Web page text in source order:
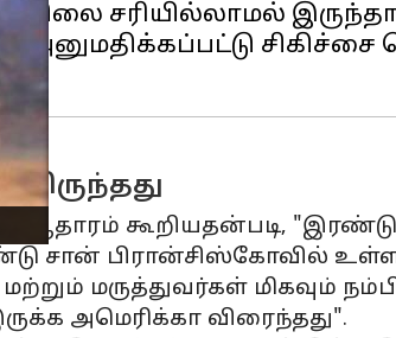
சரியில்லாமல்
சிகிச்சை
ஆதாரம் கூறியதன்படி,
சான் பிரான்சிஸ்கோவில்
மருத்துவர்கள் மிகவும்
அமெரிக்கா விரைந்தது".